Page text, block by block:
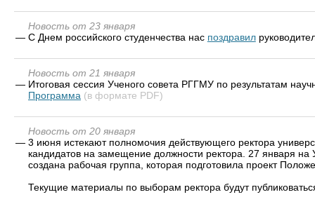
Новость от 23 января
— С Днем российского студенчества нас поздравил
Новость от 21 января
— Итоговая сессия Ученого совета РГГМУ по результатам
Программа (в формате PDF)
Новость от 20 января
— 3 июня истекают полномочия действующего ректора
кандидатов на замещение должности ректора. 27 января на
создана рабочая группа, которая подготовила проект
Текущие материалы по выборам ректора будут